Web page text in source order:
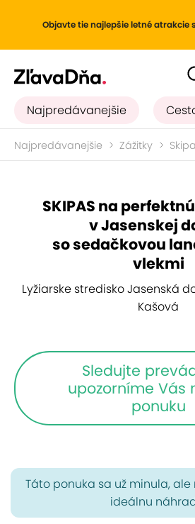
Objavte tie najlepšie letné atrakcie
Najpredávanejšie
Najpredávanejšie Zážitky
SKIPAS na
v Jasenskej
so sedačkovou
vlekmi
Lyžiarske stredisko Jasenská
Kašová
Sledujte
upozorníme Vás
ponuku
Táto ponuka sa už minula,
ideálnu